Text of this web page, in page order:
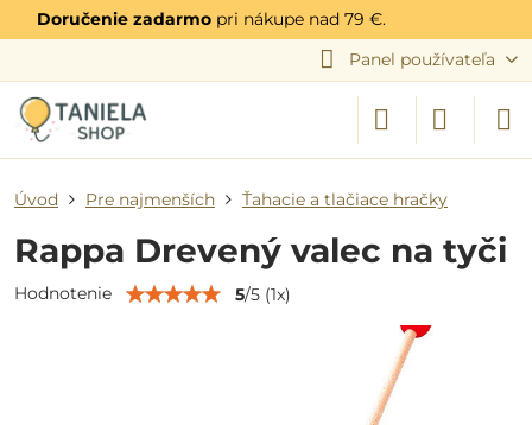
Doručenie zadarmo pri nákupe nad 79 €.
Panel používateľa
Úvod Pre najmenších Ťahacie a tlačiace hračky
Rappa Drevený valec na tyči
Hodnotenie 5/5 (1x)